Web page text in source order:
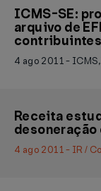
ICMS-SE:
arquivo de
contribuintes
4 ago 2011 -
Receita
desoneração
4 ago 2011 - IR /